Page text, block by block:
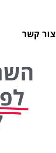
צור קשר